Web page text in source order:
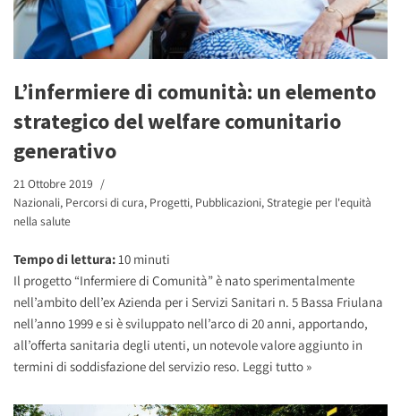
L’infermiere di comunità: un elemento
strategico del welfare comunitario
generativo
21 Ottobre 2019
Nazionali, Percorsi di cura, Progetti, Pubblicazioni,Strategie per l'equità
nella salute
Tempo di lettura:10 minuti
Il progetto “Infermiere di Comunità” è nato sperimentalmente
nell’ambito dell’ex Azienda per i Servizi Sanitari n. 5 Bassa Friulana
nell’anno 1999 e si è sviluppato nell’arco di 20 anni, apportando,
all’offerta sanitaria degli utenti, un notevole valore aggiunto in
termini di soddisfazione del servizio reso. Leggi tutto »